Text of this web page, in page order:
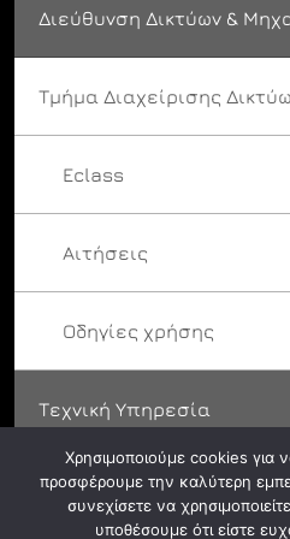
Διεύθυνση Δικτύων &
Τμήμα Διαχείρισης
Eclass
Αιτήσεις
Οδηγίες χρήσης
Τεχνική Υπηρεσία
Χρησιμοποιούμε cookies για
προσφέρουμε την καλύτερη
συνεχίσετε να
υποθέσουμε ότι είστε